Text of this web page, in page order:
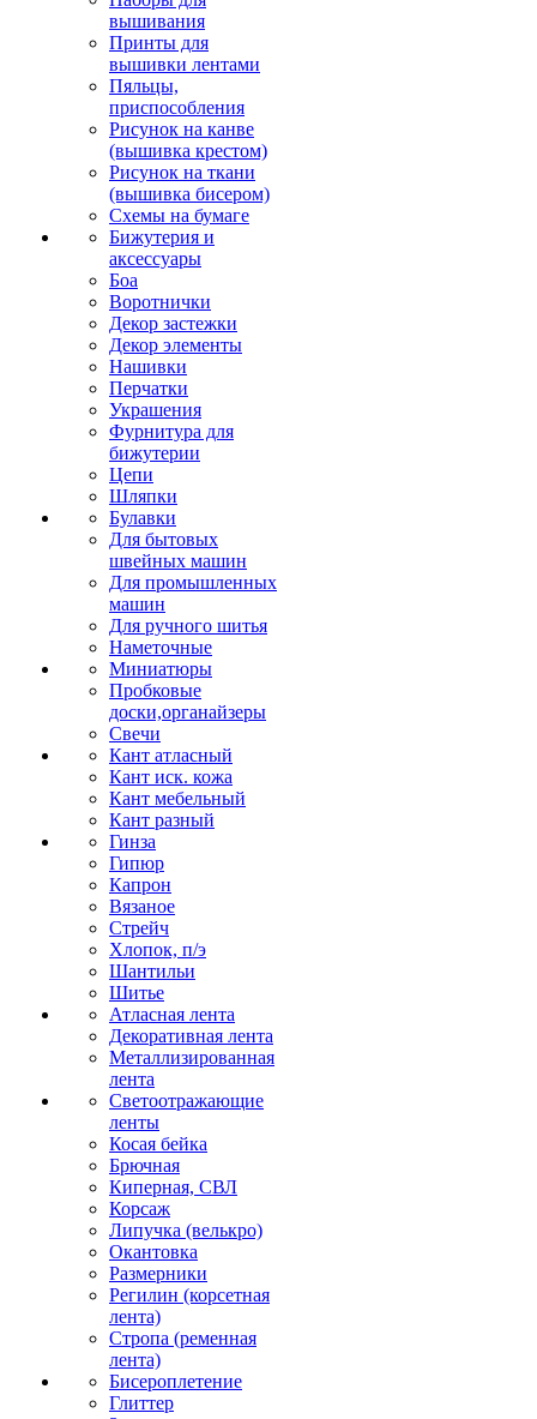
вышивания
Принты для
вышивки лентами
Пяльцы,
приспособления
Рисунок на канве
(вышивка крестом)
Рисунок на ткани
(вышивка бисером)
Схемы на бумаге
Бижутерия и
аксессуары
Боа
Воротнички
Декор застежки
Декор элементы
Нашивки
Перчатки
Украшения
Фурнитура для
бижутерии
Цепи
Шляпки
Булавки
Для бытовых
швейных машин
Для промышленных
машин
Для ручного шитья
Наметочные
Миниатюры
Пробковые
доски,органайзеры
Свечи
Кант атласный
Кант иск. кожа
Кант мебельный
Кант разный
Гинза
Гипюр
Капрон
Вязаное
Стрейч
Хлопок, п/э
Шантильи
Шитье
Атласная лента
Декоративная лента
Металлизированная
лента
Светоотражающие
ленты
Косая бейка
Брючная
Киперная, СВЛ
Корсаж
Липучка (велькро)
Окантовка
Размерники
Регилин (корсетная
лента)
Стропа (ременная
лента)
Бисероплетение
Глиттер